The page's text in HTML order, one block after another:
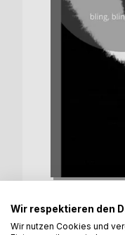
Wir respektieren den
Wir nutzen Cookies und